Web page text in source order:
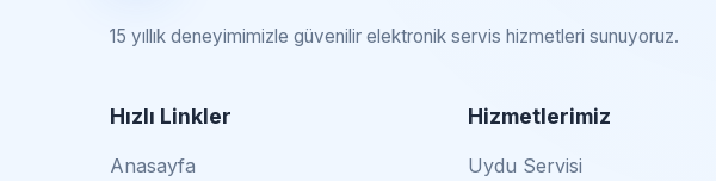
15 yıllık deneyimimizle güvenilir elektronik servis hizmetleri sunuyoruz.
Hızlı Linkler
Anasayfa
Hizmetlerimiz
Uydu Servisi